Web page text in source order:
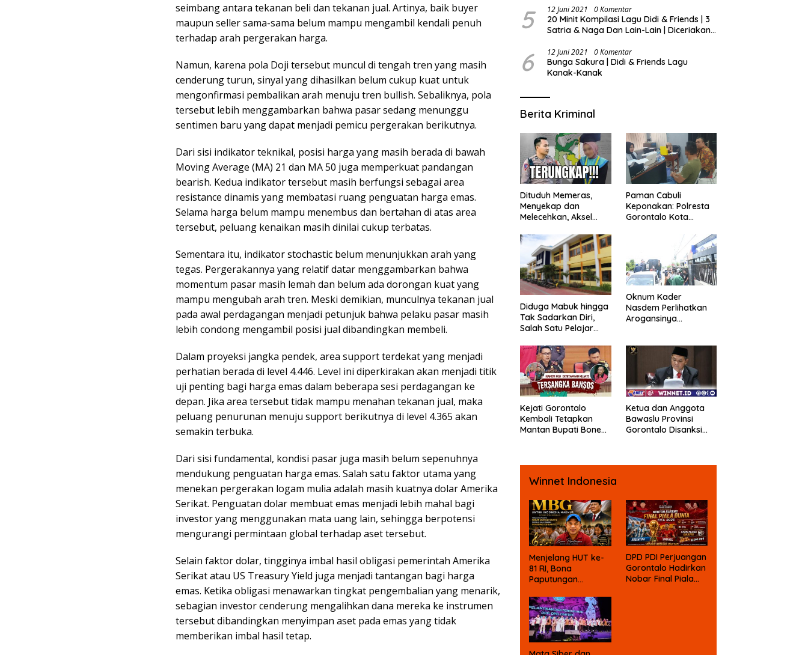
seimbang antara tekanan beli dan tekanan jual. Artinya, baik buyer
maupun seller sama-sama belum mampu mengambil kendali penuh
terhadap arah pergerakan harga.
Namun, karena pola Doji tersebut muncul di tengah tren yang masih
cenderung turun, sinyal yang dihasilkan belum cukup kuat untuk
mengonfirmasi pembalikan arah menuju tren bullish. Sebaliknya, pola
tersebut lebih menggambarkan bahwa pasar sedang menunggu
sentimen baru yang dapat menjadi pemicu pergerakan berikutnya.
Dari sisi indikator teknikal, posisi harga yang masih berada di bawah
Moving Average (MA) 21 dan MA 50 juga memperkuat pandangan
bearish. Kedua indikator tersebut masih berfungsi sebagai area
resistance dinamis yang membatasi ruang penguatan harga emas.
Selama harga belum mampu menembus dan bertahan di atas area
tersebut, peluang kenaikan masih dinilai cukup terbatas.
Sementara itu, indikator stochastic belum menunjukkan arah yang
tegas. Pergerakannya yang relatif datar menggambarkan bahwa
momentum pasar masih lemah dan belum ada dorongan kuat yang
mampu mengubah arah tren. Meski demikian, munculnya tekanan jual
pada awal perdagangan menjadi petunjuk bahwa pelaku pasar masih
lebih condong mengambil posisi jual dibandingkan membeli.
Dalam proyeksi jangka pendek, area support terdekat yang menjadi
perhatian berada di level 4.446. Level ini diperkirakan akan menjadi titik
uji penting bagi harga emas dalam beberapa sesi perdagangan ke
depan. Jika area tersebut tidak mampu menahan tekanan jual, maka
peluang penurunan menuju support berikutnya di level 4.365 akan
semakin terbuka.
Dari sisi fundamental, kondisi pasar juga masih belum sepenuhnya
mendukung penguatan harga emas. Salah satu faktor utama yang
menekan pergerakan logam mulia adalah masih kuatnya dolar Amerika
Serikat. Penguatan dolar membuat emas menjadi lebih mahal bagi
investor yang menggunakan mata uang lain, sehingga berpotensi
mengurangi permintaan global terhadap aset tersebut.
Selain faktor dolar, tingginya imbal hasil obligasi pemerintah Amerika
Serikat atau US Treasury Yield juga menjadi tantangan bagi harga
emas. Ketika obligasi menawarkan tingkat pengembalian yang menarik,
sebagian investor cenderung mengalihkan dana mereka ke instrumen
tersebut dibandingkan menyimpan aset pada emas yang tidak
memberikan imbal hasil tetap.
5 12 Juni 2021 0 Komentar
20 Minit Kompilasi Lagu Didi & Friends | 3
Satria & Naga Dan Lain-Lain | Diceriakan
6 12 Juni 2021 0 Komentar
Bunga Sakura | Didi & Friends Lagu
Kanak-Kanak
Berita Kriminal
Dituduh Memeras,
Menyekap dan
Melecehkan, Aksel
Ungkap Fakta
Mengejutkan!
Paman Cabuli
Keponakan: Polresta
Gorontalo Kota
Kejahatan Seksual
Diduga Mabuk hingga
Tak Sadarkan Diri,
Salah Satu Pelajar
hingga Diberikan
Benturan Fisik oleh
Beberapa Temannya
Oknum Kader
Nasdem Perlihatkan
Arogansinya
Pelecehan Profesi
Kejati Gorontalo
Kembali Tetapkan
Mantan Bupati Bone
Ketua dan Anggota
Bawaslu Provinsi
Gorontalo Disanksi
Winnet Indonesia
Menjelang HUT ke-
81 RI, Bona
Paputungan
Lagu MBG untuk
Masa Depan Anak
Bangsa
DPD PDI Perjuangan
Gorontalo Hadirkan
Nobar Final Piala